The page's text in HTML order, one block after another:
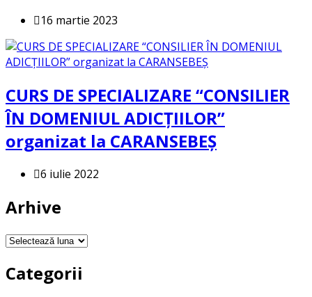
16 martie 2023
CURS DE SPECIALIZARE “CONSILIER
ÎN DOMENIUL ADICȚIILOR”
organizat la CARANSEBEȘ
6 iulie 2022
Arhive
Arhive
Categorii